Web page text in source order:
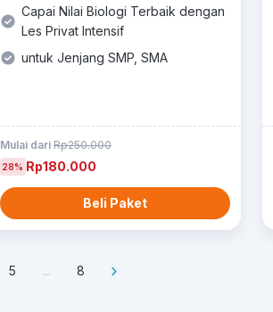
Capai Nilai Biologi Terbaik dengan
Les Privat Intensif
untuk Jenjang SMP, SMA
Mulai dari Rp250.000
28% Rp180.000
Beli Paket
5 ... 8 ›